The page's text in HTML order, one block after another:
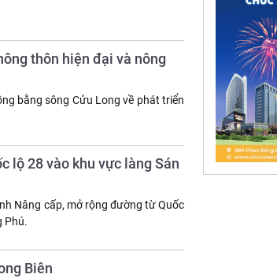
thôn hiện đại và nông
bằng sông Cửu Long về phát triển
lộ 28 vào khu vực làng Sán
Nâng cấp, mở rộng đường từ Quốc
Phú.
Biên